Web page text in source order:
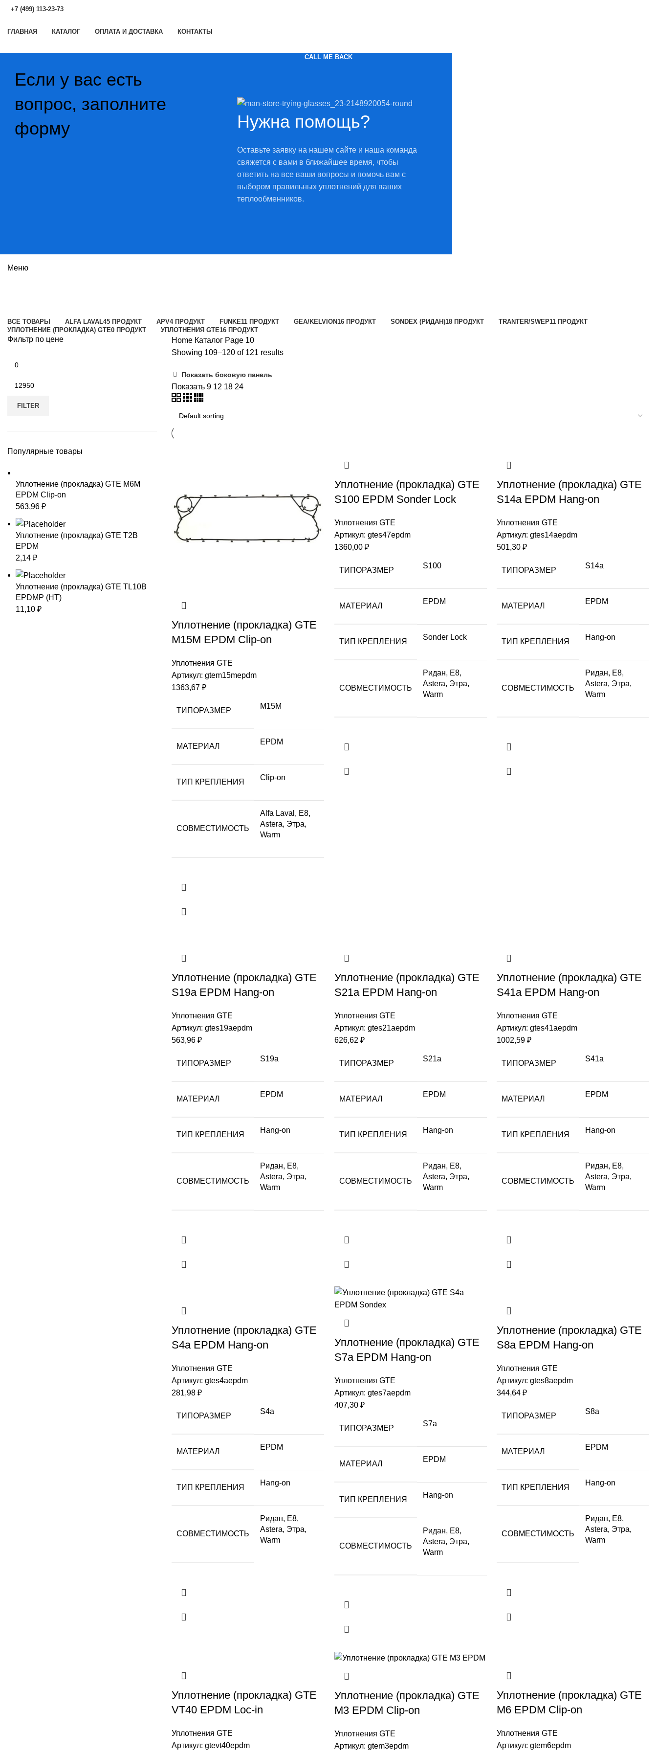
+7 (499) 113-23-73
ГЛАВНАЯ КАТАЛОГ ОПЛАТА И ДОСТАВКА КОНТАКТЫ
CALL ME BACK
Если у вас есть
вопрос, заполните
форму
Нужна помощь?
Оставьте заявку на нашем сайте и наша команда
свяжется с вами в ближайшее время, чтобы
ответить на все ваши вопросы и помочь вам с
выбором правильных уплотнений для ваших
теплообменников.
Меню
ВСЕ ТОВАРЫ ALFA LAVAL45 ПРОДУКТ APV4 ПРОДУКТ FUNKE11 ПРОДУКТ GEA/KELVION16 ПРОДУКТ SONDEX (РИДАН)18 ПРОДУКТ TRANTER/SWEP11 ПРОДУКТ
УПЛОТНЕНИЕ (ПРОКЛАДКА) GTE0 ПРОДУКТ УПЛОТНЕНИЯ GTE16 ПРОДУКТ
Фильтр по цене
FILTER
Популярные товары
Уплотнение (прокладка) GTE М6M
EPDM Clip-on
563,96 ₽
Уплотнение (прокладка) GTE T2B
EPDM
2,14 ₽
Уплотнение (прокладка) GTE TL10B
EPDMP (HT)
11,10 ₽
Home Каталог Page 10
Showing 109–120 of 121 results
Показать боковую панель
Показать 9 12 18 24
Уплотнение (прокладка) GTE
M15M EPDM Clip-on
Уплотнения GTE
Артикул: gtem15mepdm
1363,67 ₽
ТИПОРАЗМЕР
M15M
МАТЕРИАЛ
EPDM
ТИП КРЕПЛЕНИЯ
Clip-on
СОВМЕСТИМОСТЬ
Alfa Laval, Е8,
Astera, Этра,
Warm
Уплотнение (прокладка) GTE
S100 EPDM Sonder Lock
Уплотнения GTE
Артикул: gtes47epdm
1360,00 ₽
ТИПОРАЗМЕР
S100
МАТЕРИАЛ
EPDM
ТИП КРЕПЛЕНИЯ
Sonder Lock
СОВМЕСТИМОСТЬ
Ридан, Е8,
Astera, Этра,
Warm
Уплотнение (прокладка) GTE
S14a EPDM Hang-on
Уплотнения GTE
Артикул:gtes14aepdm
501,30₽
ТИПОРАЗМЕР
S14a
МАТЕРИАЛ
EPDM
ТИП КРЕПЛЕНИЯ
Hang-on
СОВМЕСТИМОСТЬ
Ридан, Е8,
Astera, Этра,
Warm
Уплотнение (прокладка) GTE
S19a EPDM Hang-on
Уплотнения GTE
Артикул: gtes19aepdm
563,96 ₽
ТИПОРАЗМЕР
S19a
МАТЕРИАЛ
EPDM
ТИП КРЕПЛЕНИЯ
Hang-on
СОВМЕСТИМОСТЬ
Ридан, Е8,
Astera, Этра,
Warm
Уплотнение (прокладка) GTE
S21a EPDM Hang-on
Уплотнения GTE
Артикул: gtes21aepdm
626,62 ₽
ТИПОРАЗМЕР
S21a
МАТЕРИАЛ
EPDM
ТИП КРЕПЛЕНИЯ
Hang-on
СОВМЕСТИМОСТЬ
Ридан, Е8,
Astera, Этра,
Warm
Уплотнение (прокладка) GTE
S41a EPDM Hang-on
Уплотнения GTE
Артикул:gtes41aepdm
1002,59₽
ТИПОРАЗМЕР
S41a
МАТЕРИАЛ
EPDM
ТИП КРЕПЛЕНИЯ
Hang-on
СОВМЕСТИМОСТЬ
Ридан, Е8,
Astera, Этра,
Warm
Уплотнение (прокладка) GTE
S4a EPDM Hang-on
Уплотнения GTE
Артикул: gtes4aepdm
281,98 ₽
ТИПОРАЗМЕР
S4a
МАТЕРИАЛ
EPDM
ТИП КРЕПЛЕНИЯ
Hang-on
СОВМЕСТИМОСТЬ
Ридан, Е8,
Astera, Этра,
Warm
Уплотнение (прокладка) GTE
S7a EPDM Hang-on
Уплотнения GTE
Артикул: gtes7aepdm
407,30 ₽
ТИПОРАЗМЕР
S7a
МАТЕРИАЛ
EPDM
ТИП КРЕПЛЕНИЯ
Hang-on
СОВМЕСТИМОСТЬ
Ридан, Е8,
Astera, Этра,
Warm
Уплотнение (прокладка) GTE
S8a EPDM Hang-on
Уплотнения GTE
Артикул:gtes8aepdm
344,64₽
ТИПОРАЗМЕР
S8a
МАТЕРИАЛ
EPDM
ТИП КРЕПЛЕНИЯ
Hang-on
СОВМЕСТИМОСТЬ
Ридан, Е8,
Astera, Этра,
Warm
Уплотнение (прокладка) GTE
VT40 EPDM Loc-in
Уплотнения GTE
Артикул: gtevt40epdm
Уплотнение (прокладка) GTE
М3 EPDM Clip-on
Уплотнения GTE
Артикул: gtem3epdm
Уплотнение (прокладка) GTE
М6 EPDM Clip-on
Уплотнения GTE
Артикул:gtem6epdm